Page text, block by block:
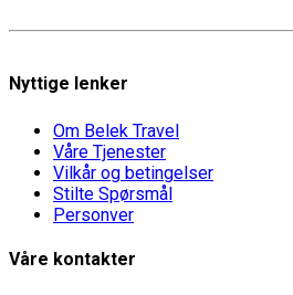
Nyttige lenker
Om Belek Travel
Våre Tjenester
Vilkår og betingelser
Stilte Spørsmål
Personver
Våre kontakter